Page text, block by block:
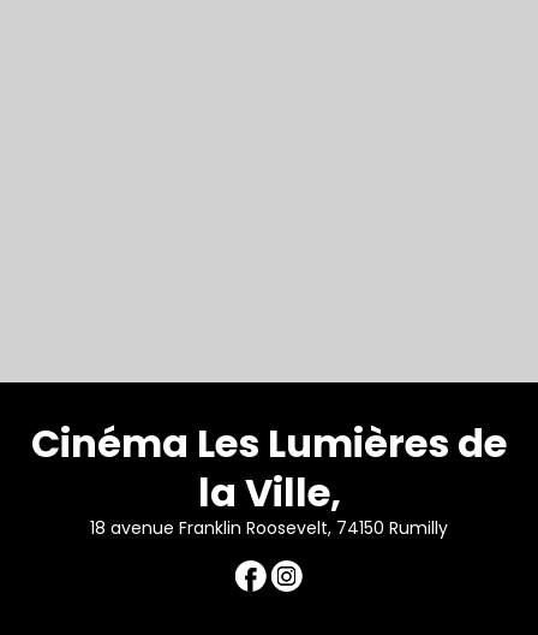
Cinéma Les Lumières de
la Ville,
18 avenue Franklin Roosevelt, 74150 Rumilly